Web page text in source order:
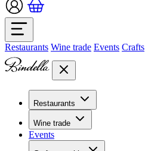
Restaurants Wine trade Events Crafts
Restaurants
Overview restaurants
Banquets & seminars
Dolcezze
Wine trade
Overview
Events